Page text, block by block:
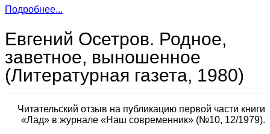
Подробнее...
Евгений Осетров. Родное,
заветное, выношенное
(Литературная газета, 1980)
Читательский отзыв на публикацию первой части книги
«Лад» в журнале «Наш современник» (№10, 12/1979).